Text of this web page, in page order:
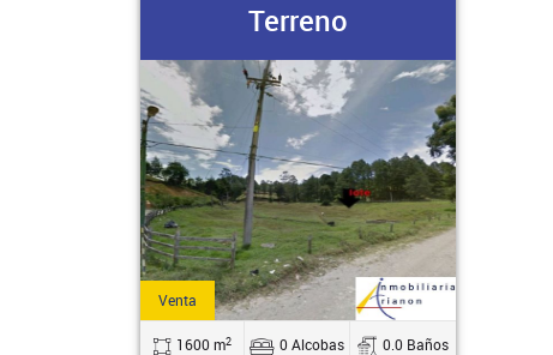
Terreno
Venta
1600 m2 0 Alcobas 0.0 Baños